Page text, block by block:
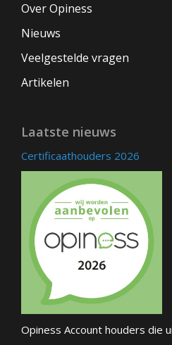
Over Opiness
Nieuws
Veelgestelde vragen
Artikelen
Laatste nieuws
Certificaathouders 2026
Opiness Account houders die